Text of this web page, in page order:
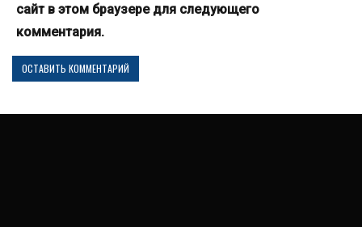
сайт в этом браузере для следующего
комментария.